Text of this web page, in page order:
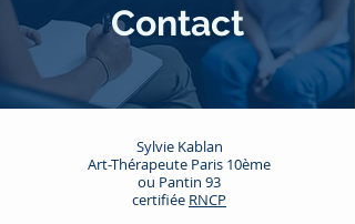
Contact
Sylvie Kablan
Art-Thérapeute Paris 10ème
ou Pantin 93
certifiée RNCP